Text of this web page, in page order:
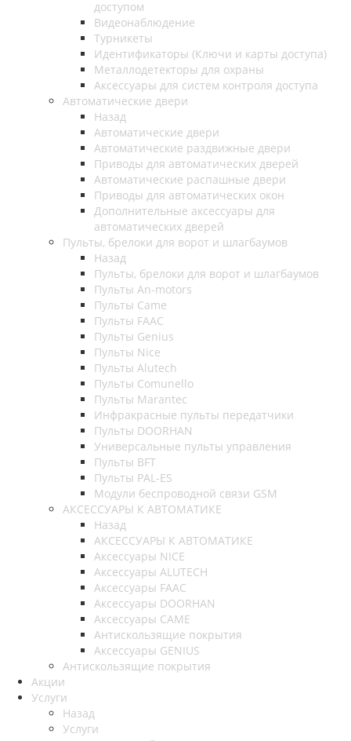
доступом
Видеонаблюдение
Турникеты
Идентификаторы (Ключи и карты доступа)
Металлодетекторы для охраны
Аксессуары для систем контроля доступа
Автоматические двери
Назад
Автоматические двери
Автоматические раздвижные двери
Приводы для автоматических дверей
Автоматические распашные двери
Приводы для автоматических окон
Дополнительные аксессуары для
автоматических дверей
Пульты, брелоки для ворот и шлагбаумов
Назад
Пульты, брелоки для ворот и шлагбаумов
Пульты An-motors
Пульты Came
Пульты FAAC
Пульты Genius
Пульты Nice
Пульты Alutech
Пульты Сomunello
Пульты Marantec
Инфракрасные пульты передатчики
Пульты DOORHAN
Универсальные пульты управления
Пульты BFT
Пульты PAL-ES
Модули беспроводной связи GSM
АКСЕССУАРЫ К АВТОМАТИКЕ
Назад
АКСЕССУАРЫ К АВТОМАТИКЕ
Аксессуары NICE
Аксессуары ALUTECH
Аксессуары FAAC
Аксессуары DOORHAN
Аксессуары CAME
Антискользящие покрытия
Аксессуары GENIUS
Антискользящие покрытия
Акции
Услуги
Назад
Услуги